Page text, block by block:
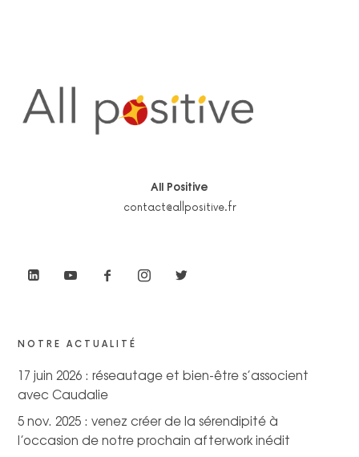
All Positive
contact@allpositive.fr
NOTRE ACTUALITÉ
17 juin 2026 : réseautage et bien-être s’associent
avec Caudalie
5 nov. 2025 : venez créer de la sérendipité à
l’occasion de notre prochain afterwork inédit